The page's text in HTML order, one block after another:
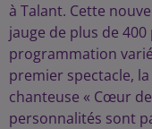
à Talant. Cette
jauge de plus de
programmation
premier spectacle,
chanteuse « Cœur
personnalités sont